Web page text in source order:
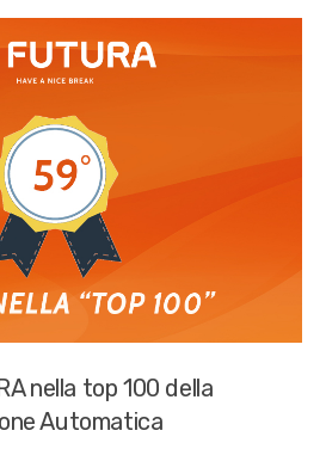
nella top 100 della
Automatica